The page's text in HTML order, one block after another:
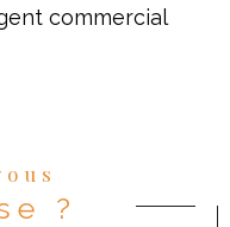
commercial
?